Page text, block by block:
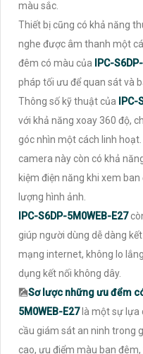
màu sắc.
Thiết bị cũng có khả năng
nghe được âm thanh một
đêm có màu của
IPC-
pháp tối ưu để quan sát và
Thông số kỹ thuật của
với khả năng xoay 360 độ,
góc nhìn một cách linh hoạt.
camera này còn có khả
kiệm điện năng khi xem
lượng hình ảnh.
IPC-S6DP-5M0WEB-E27
giúp người dùng dễ dàng
mạng internet, không lo
dụng kết nối không dây.
🎑Sơ lược những ưu đểm
5M0WEB-E27 là một sự
cầu giám sát an ninh trong
cao, ưu điểm màu ban đêm,